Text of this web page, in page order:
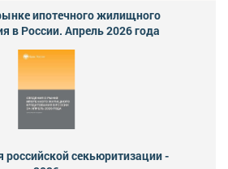
ипотечного жилищного
в России. Апрель 2026 года
российской секьюритизации -